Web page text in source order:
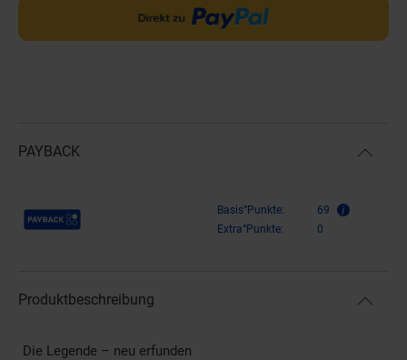
PAYBACK
Payback Punkte Basis°Punkte:
69
Extra°Punkte:
0
Produktbeschreibung
Die Legende – neu erfunden